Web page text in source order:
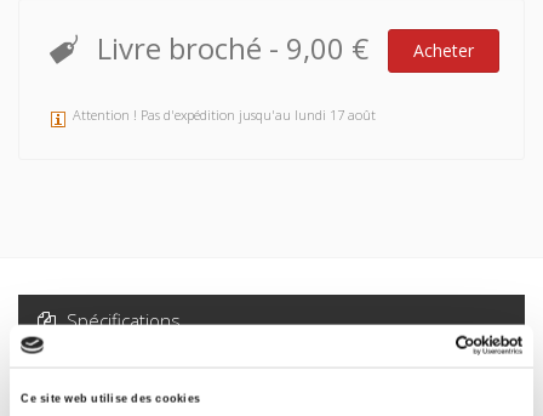
Ce site web utilise des cookies
Livre broché - 9,00 € Acheter
Attention ! Pas d'expédition jusqu'au lundi 17 août
Spécifications
Formats